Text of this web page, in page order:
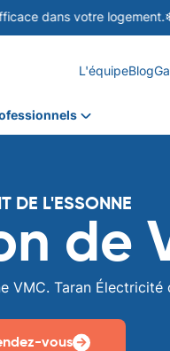
votre logement.❄ Pour
L'équipeBlog
DE L'ESSONNE
de
VMC. Taran
vous